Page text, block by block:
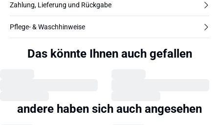
Zahlung, Lieferung und Rückgabe
Pflege- & Waschhinweise
Das könnte Ihnen auch gefallen
andere haben sich auch angesehen